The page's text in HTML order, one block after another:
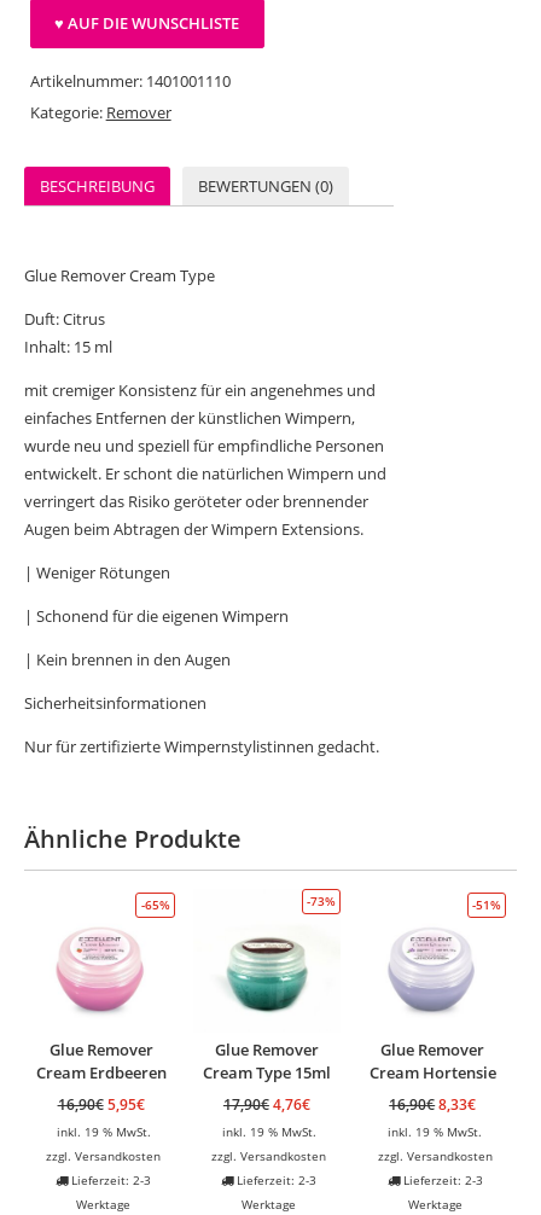
♥ AUF DIE WUNSCHLISTE
Artikelnummer: 1401001110
Kategorie: Remover
BESCHREIBUNG BEWERTUNGEN (0)
Glue Remover Cream Type
Duft: Citrus
Inhalt: 15 ml
mit cremiger Konsistenz für ein angenehmes und
einfaches Entfernen der künstlichen Wimpern,
wurde neu und speziell für empfindliche Personen
entwickelt. Er schont die natürlichen Wimpern und
verringert das Risiko geröteter oder brennender
Augen beim Abtragen der Wimpern Extensions.
| Weniger Rötungen
| Schonend für die eigenen Wimpern
| Kein brennen in den Augen
Sicherheitsinformationen
Nur für zertifizierte Wimpernstylistinnen gedacht.
Ähnliche Produkte
-65%
Glue Remover
Cream Erdbeeren
16,90€ 5,95€
inkl. 19 % MwSt.
zzgl.Versandkosten
Lieferzeit: 2-3
Werktage
-73%
Glue Remover
Cream Type 15ml
17,90€4,76€
inkl. 19 % MwSt.
zzgl.Versandkosten
Lieferzeit: 2-3
Werktage
-51%
Glue Remover
Cream Hortensie
16,90€8,33€
inkl. 19 % MwSt.
zzgl. Versandkosten
Lieferzeit: 2-3
Werktage